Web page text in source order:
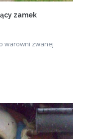
zamek
zwanej